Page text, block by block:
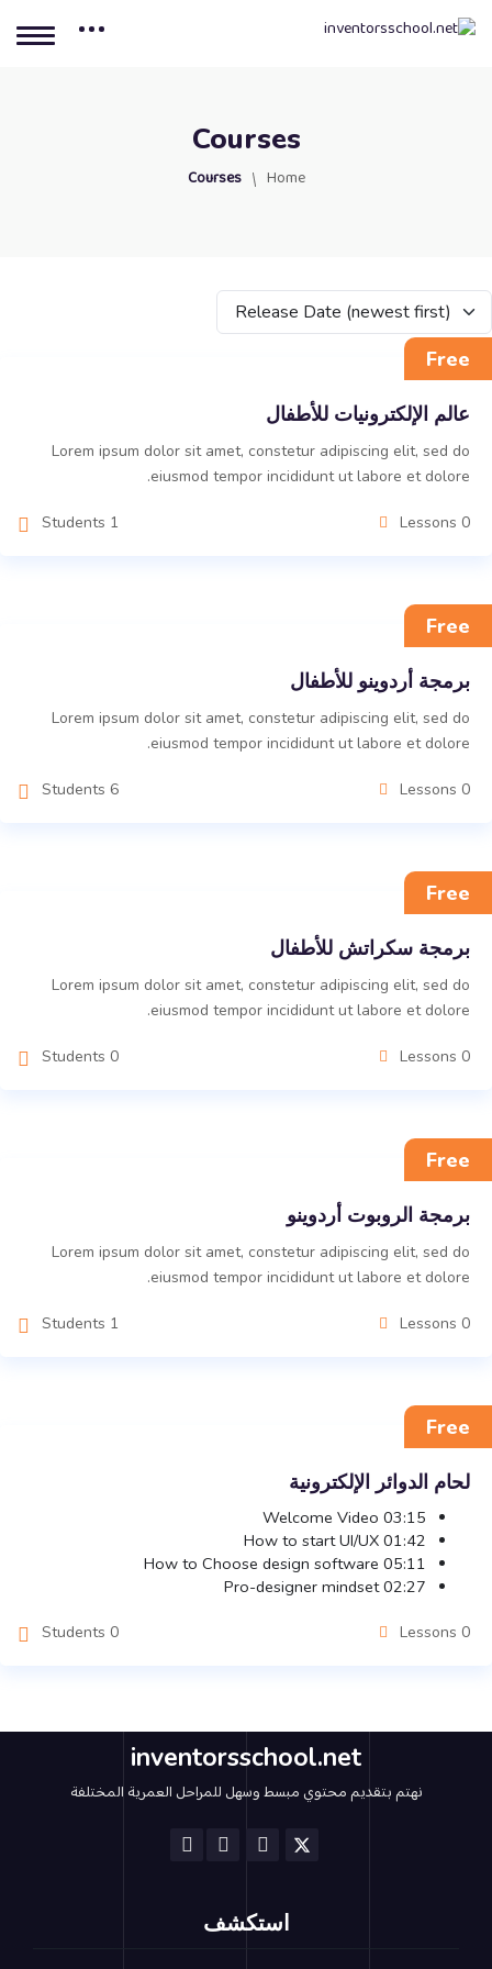
Courses
Home
Courses
Release Date (newest first)
Free
عالم الإلكترونيات للأطفال
Lorem ipsum dolor sit amet, constetur adipiscing elit, sed do
eiusmod tempor incididunt ut labore et dolore.
Free
برمجة أردوينو للأطفال
Lorem ipsum dolor sit amet, constetur adipiscing elit, sed do
eiusmod tempor incididunt ut labore et dolore.
Free
برمجة سكراتش للأطفال
Lorem ipsum dolor sit amet, constetur adipiscing elit, sed do
eiusmod tempor incididunt ut labore et dolore.
Free
برمجة الروبوت أردوينو
Lorem ipsum dolor sit amet, constetur adipiscing elit, sed do
eiusmod tempor incididunt ut labore et dolore.
Free
لحام الدوائر الإلكترونية
Welcome Video03:15
How to start UI/UX01:42
How to Choose design software05:11
Pro-designer mindset02:27
inventorsschool.net
نهتم بتقديم محتوي مبسط وسهل للمراحل العمرية المختلفة
استكشف